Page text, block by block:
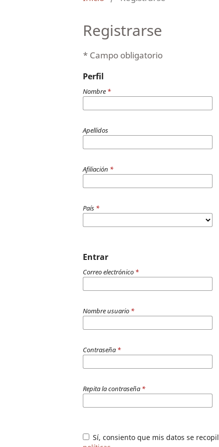
Registrarse
* Campo obligatorio
Perfil
Nombre *
Apellidos
Afiliación *
País *
Entrar
Correo electrónico *
Nombre usuario *
Contraseña *
Repita la contraseña *
Sí, consiento que mis datos se